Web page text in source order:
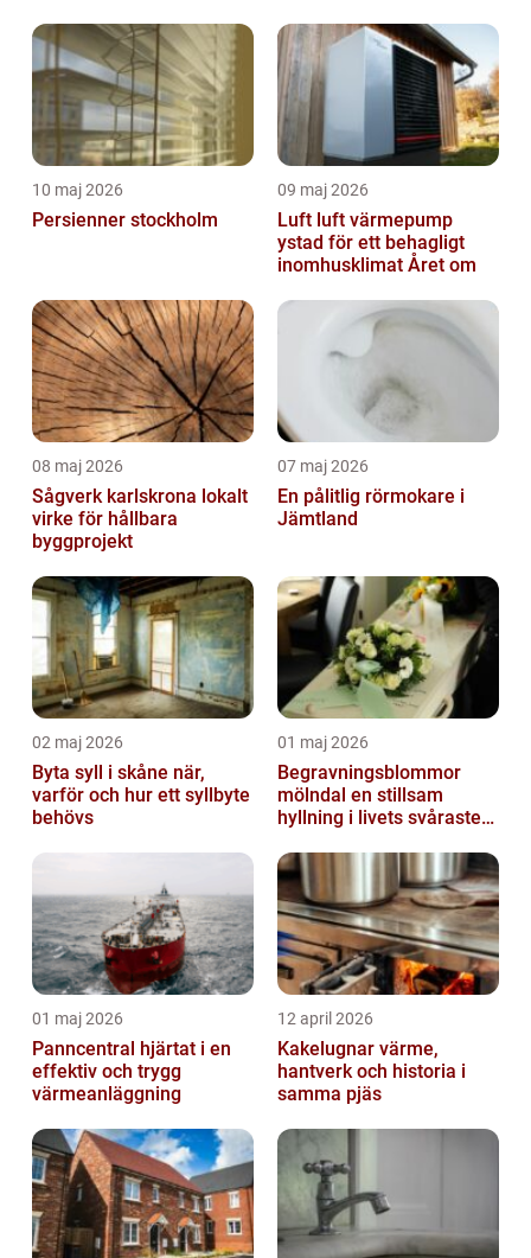
10 maj 2026
Persienner stockholm
09 maj 2026
Luft luft värmepump
ystad för ett behagligt
inomhusklimat Året om
08 maj 2026
Sågverk karlskrona lokalt
virke för hållbara
byggprojekt
07 maj 2026
En pålitlig rörmokare i
Jämtland
02 maj 2026
Byta syll i skåne när,
varför och hur ett syllbyte
behövs
01 maj 2026
Begravningsblommor
mölndal en stillsam
hyllning i livets svåraste
01 maj 2026
Panncentral hjärtat i en
effektiv och trygg
värmeanläggning
12 april 2026
Kakelugnar värme,
hantverk och historia i
samma pjäs